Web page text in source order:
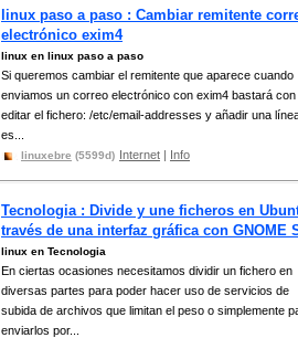
linux paso a paso : Cambiar remitente
electrónico exim4
linux en linux paso a paso
Si queremos cambiar el remitente que aparece cuando
enviamos un correo electrónico con exim4 bastará con
editar el fichero: /etc/email-addresses y añadir una
es...
linuxebre (5599d) Internet | Info
Tecnologia : Divide y une ficheros en
través de una interfaz gráfica con GNOME
linux en Tecnologia
En ciertas ocasiones necesitamos dividir un fichero en
diversas partes para poder hacer uso de servicios de
subida de archivos que limitan el peso o simplemente
enviarlos por...